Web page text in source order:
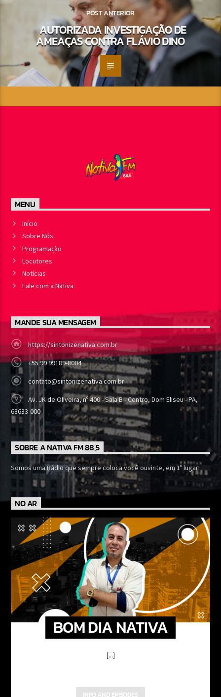
POST ANTERIOR
AUTORIZADA INVESTIGAÇÃO DE
AMEAÇAS CONTRA FLÁVIO DINO
MENU
Início
Sobre Nós
Programação
Locutores
Notícias
Fale com a Nativa
MANDE SUA MENSAGEM
https://sintonizenativa.com.br
+55 99 99189-8004
contato@sintonizenativa.com.br
Av. JK de Oliveira, nº 400 - Sala B - Centro, Dom Eliseu - PA,
68633-000
SOBRE A NATIVA FM 88,5
Somos uma Rádio que sempre coloca você ouvinte, em 1º lugar!
NO AR
BOM DIA NATIVA
[...]
INFO AND EPISODES